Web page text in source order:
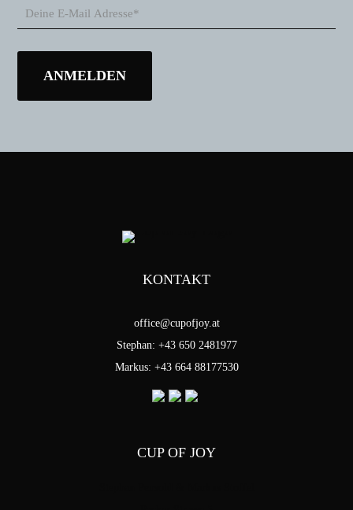
KONTAKT
office@cupofjoy.at
Stephan: +43 650 2481977
Markus: +43 664 88177530
CUP OF JOY